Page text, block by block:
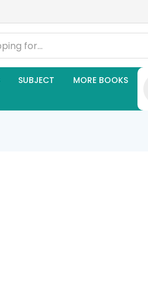
SUBJECT MORE BOOKS